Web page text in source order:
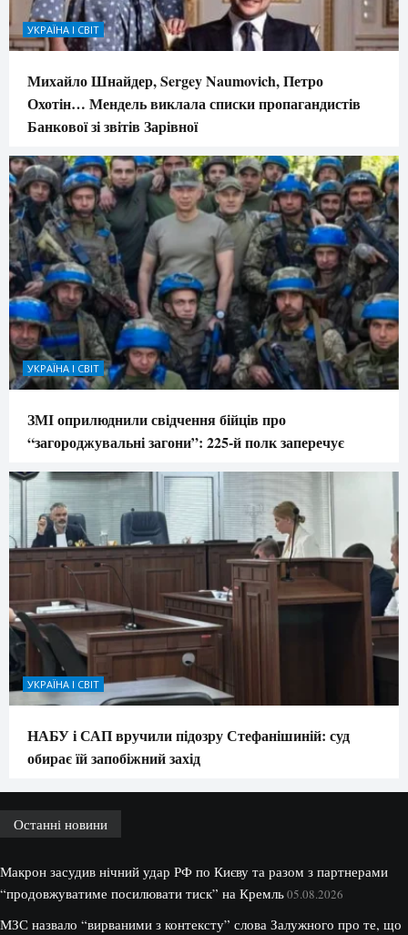
УКРАЇНА І СВІТ
Михайло Шнайдер, Sergey Naumovich, Петро
Охотін… Мендель виклала списки пропагандистів
Банкової зі звітів Зарівної
УКРАЇНА І СВІТ
ЗМІ оприлюднили свідчення бійців про
“загороджувальні загони”: 225-й полк заперечує
УКРАЇНА І СВІТ
НАБУ і САП вручили підозру Стефанішиній: суд
обирає їй запобіжний захід
Останні новини
Макрон засудив нічний удар РФ по Києву та разом з партнерами
“продовжуватиме посилювати тиск” на Кремль05.08.2026
МЗС назвало “вирваними з контексту” слова Залужного про те, що